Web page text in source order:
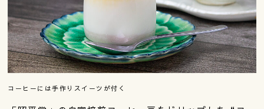
コーヒーには手作りスイーツが付く